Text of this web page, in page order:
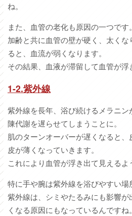
ね。
また、血管の老化も原因の一つです。
加齢と共に血管の壁が硬く、太くな
ると、血流が弱くなります。
その結果、血液が滞留して血管が浮
1-2.紫外線
紫外線を長年、浴び続けるメラニ
陳代謝を遅らせてしまうことに。
肌のターンオーバーが遅くなると
皮が薄くなっていきます。
これにより血管が浮き出て見えるよ
特に手や腕は紫外線を浴びやすい場
紫外線は、シミやたるみにも影響
くなる原因にもなっているんですね。